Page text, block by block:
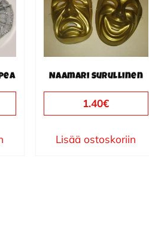
Naamari surullinen
1.40€
Lisää ostoskoriin